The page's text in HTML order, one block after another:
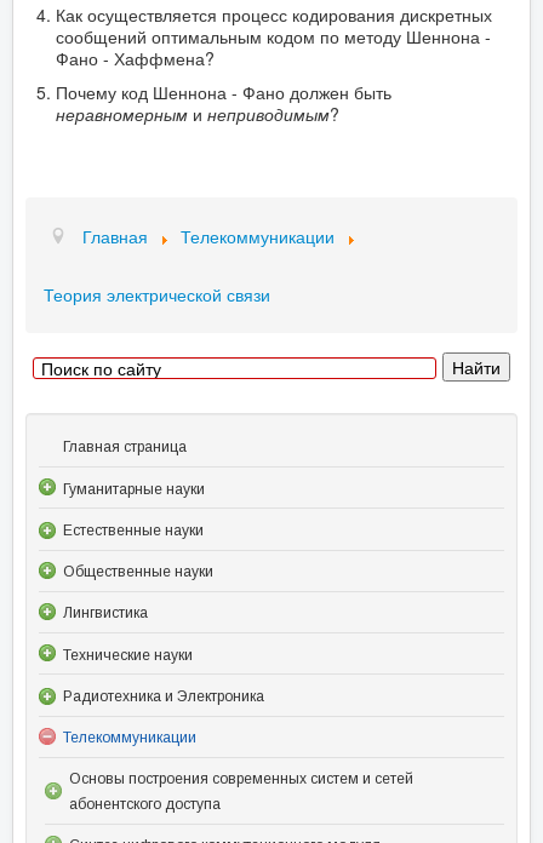
Как осуществляется процесс кодирования дискретных
сообщений оптимальным кодом по методу Шеннона -
Фано - Хаффмена?
Почему код Шеннона - Фано должен быть
неравномерным и неприводимым?
Главная Телекоммуникации
Теория электрической связи
Главная страница
Гуманитарные науки
Естественные науки
Общественные науки
Лингвистика
Технические науки
Радиотехника и Электроника
Телекоммуникации
Основы построения современных систем и сетей
абонентского доступа